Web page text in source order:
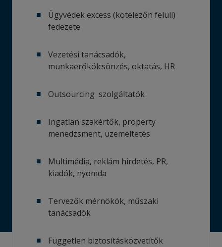
Ügyvédek excess (kötelezőn felüli)
fedezete
Vezetési tanácsadók,
munkaerőkölcsönzés, oktatás, HR
Outsourcing szolgáltatók
Ingatlan szakértők, property
menedzsment, üzemeltetés
Multimédia, reklám hirdetés, PR,
kiadók, nyomda
Tervezők mérnökök, műszaki
tanácsadók
Független biztosításközvetítők